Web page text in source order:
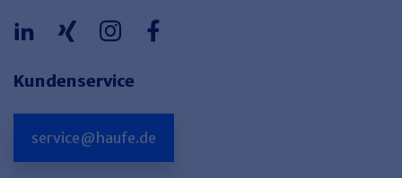
Kundenservice
service@haufe.de